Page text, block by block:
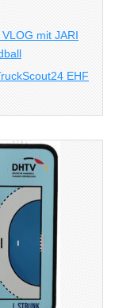
VLOG mit JARI
EHF